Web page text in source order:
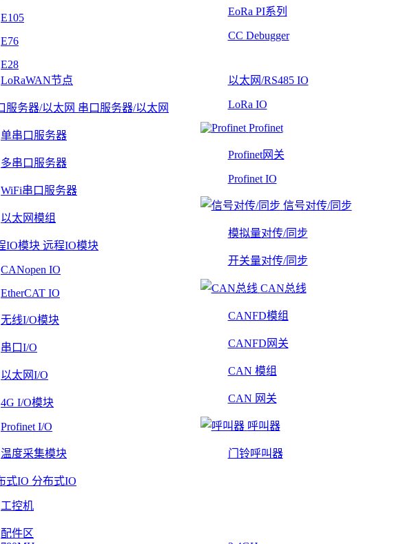
E105
E76
E28
EoRa PI系列
CC Debugger
LoRaWAN节点
串口服务器/以太网
单串口服务器
多串口服务器
WiFi串口服务器
以太网模组
远程IO模块
CANopen IO
EtherCAT IO
无线I/O模块
串口I/O
以太网I/O
4G I/O模块
Profinet I/O
温度采集模块
分布式IO
以太网/RS485 IO
LoRa IO
Profinet
Profinet网关
Profinet IO
信号对传/同步
模拟量对传/同步
开关量对传/同步
CAN总线
CANFD模组
CANFD网关
CAN 模组
CAN 网关
呼叫器
门铃呼叫器
工控机
配件区